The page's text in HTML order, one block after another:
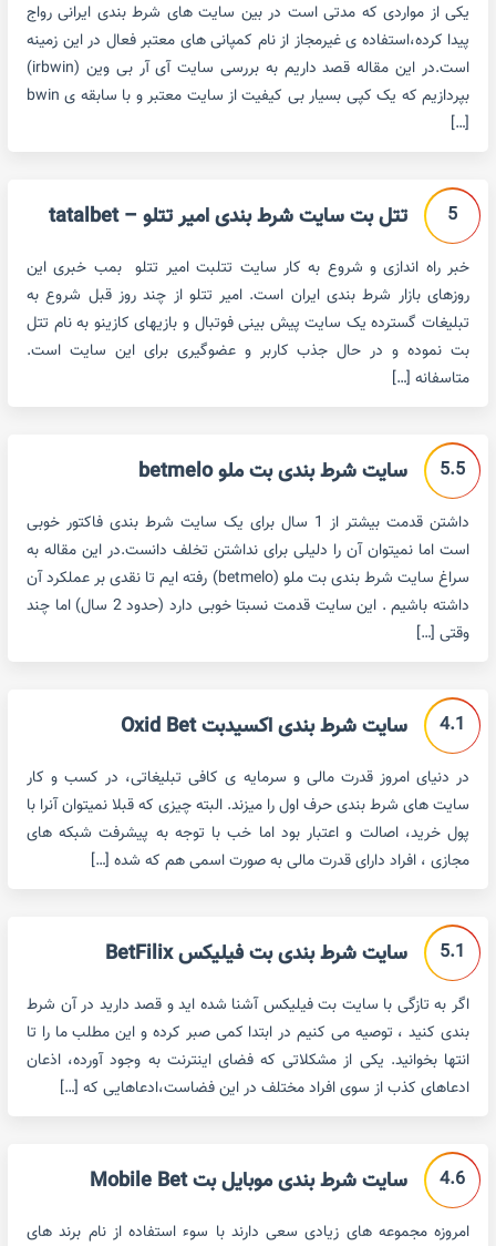
یکی از مواردی که مدتی است در بین سایت های شرط بندی ایرانی رواج
پیدا کرده،استفاده ی غیرمجاز از نام کمپانی های معتبر فعال در این زمینه
است.در این مقاله قصد داریم به بررسی سایت آی آر بی وین (irbwin)
بپردازیم که یک کپی بسیار بی کیفیت از سایت معتبر و با سابقه ی bwin
[…]
5 تتل بت سایت شرط بندی امیر تتلو – tatalbet
خبر راه اندازی و شروع به کار سایت تتلبت امیر تتلو بمب خبری این
روزهای بازار شرط بندی ایران است. امیر تتلو از چند روز قبل شروع به
تبلیغات گسترده یک سایت پیش بینی فوتبال و بازیهای کازینو به نام تتل
بت نموده و در حال جذب کاربر و عضوگیری برای این سایت است.
متاسفانه […]
5.5 سایت شرط بندی بت ملو betmelo
داشتن قدمت بیشتر از 1 سال برای یک سایت شرط بندی فاکتور خوبی
است اما نمیتوان آن را دلیلی برای نداشتن تخلف دانست.در این مقاله به
سراغ سایت شرط بندی بت ملو (betmelo) رفته ایم تا نقدی بر عملکرد آن
داشته باشیم . این سایت قدمت نسبتا خوبی دارد (حدود 2 سال) اما چند
وقتی […]
4.1 سایت شرط بندی اکسیدبت Oxid Bet
در دنیای امروز قدرت مالی و سرمایه ی کافی تبلیغاتی، در کسب و کار
سایت های شرط بندی حرف اول را میزند. البته چیزی که قبلا نمیتوان آنرا با
پول خرید، اصالت و اعتبار بود اما خب با توجه به پیشرفت شبکه های
مجازی ، افراد دارای قدرت مالی به صورت اسمی هم که شده […]
5.1 سایت شرط بندی بت فیلیکس BetFilix
اگر به تازگی با سایت بت فیلیکس آشنا شده اید و قصد دارید در آن شرط
بندی کنید ، توصیه می کنیم در ابتدا کمی صبر کرده و این مطلب ما را تا
انتها بخوانید. یکی از مشکلاتی که فضای اینترنت به وجود آورده، اذعان
ادعاهای کذب از سوی افراد مختلف در این فضاست،ادعاهایی که […]
4.6 سایت شرط بندی موبایل بت Mobile Bet
امروزه مجموعه های زیادی سعی دارند با سوء استفاده از نام برند های